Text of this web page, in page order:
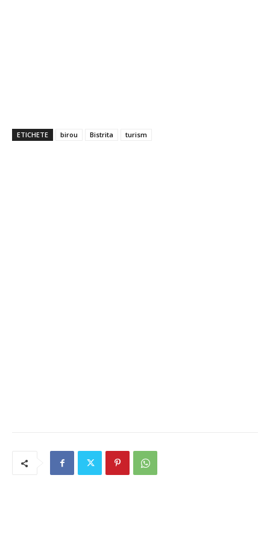
ETICHETE birou Bistrita turism